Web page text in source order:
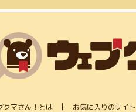
クマさん！とは お気に入りのサイト